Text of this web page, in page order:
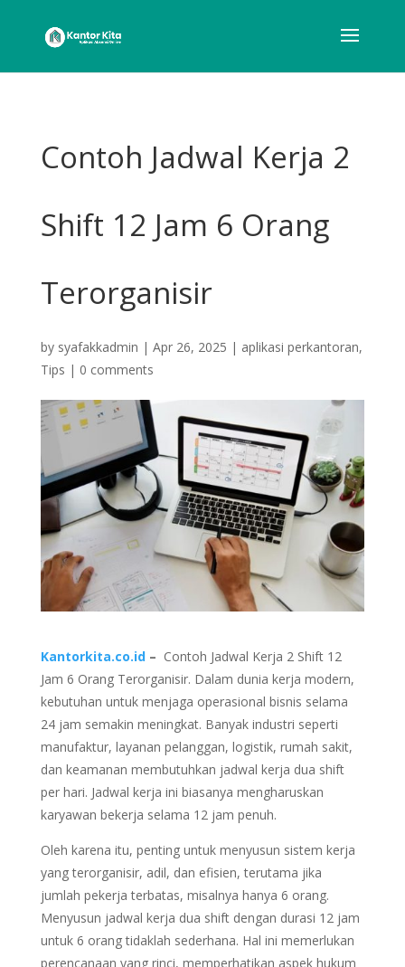
Contoh Jadwal Kerja 2
Shift 12 Jam 6 Orang
Terorganisir
by syafakkadmin | Apr 26, 2025 | aplikasi perkantoran,
Tips | 0 comments
Kantorkita.co.id – Contoh Jadwal Kerja 2 Shift 12
Jam 6 Orang Terorganisir. Dalam dunia kerja modern,
kebutuhan untuk menjaga operasional bisnis selama
24 jam semakin meningkat. Banyak industri seperti
manufaktur, layanan pelanggan, logistik, rumah sakit,
dan keamanan membutuhkan jadwal kerja dua shift
per hari. Jadwal kerja ini biasanya mengharuskan
karyawan bekerja selama 12 jam penuh.
Oleh karena itu, penting untuk menyusun sistem kerja
yang terorganisir, adil, dan efisien, terutama jika
jumlah pekerja terbatas, misalnya hanya 6 orang.
Menyusun jadwal kerja dua shift dengan durasi 12 jam
untuk 6 orang tidaklah sederhana. Hal ini memerlukan
perencanaan yang rinci, memperhatikan aspek hukum